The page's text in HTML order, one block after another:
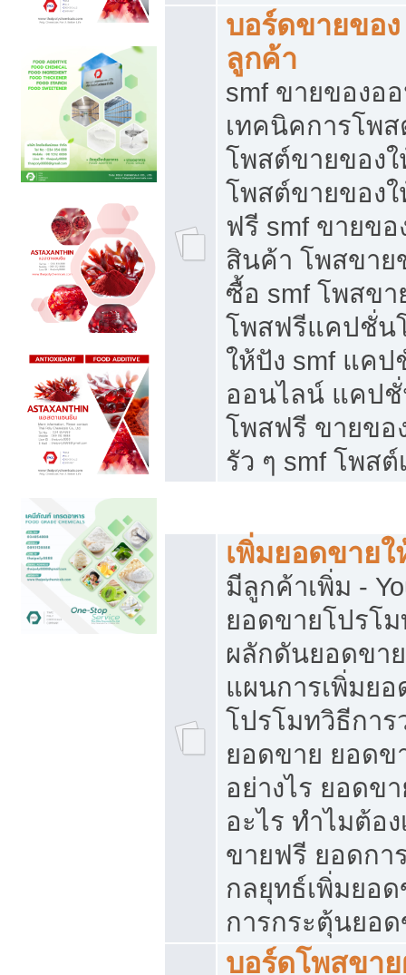
บอร์ดขายของ
ลูกค้า
smf ขายของอ
เทคนิคการโพ
โพสต์ขายของ
โพสต์ขายของ
ฟรี smf ขายข
สินค้า โพสขาย
ซื้อ smf โพสข
โพสฟรีแคปชั่น
ให้ปัง smf แค
ออนไลน์ แคป
โพสฟรี ขายขอ
รัว ๆ smf โพส
เพิ่มยอดขายใ
มีลูกค้าเพิ่ม -
ยอดขายโปรโ
ผลักดันยอดขา
แผนการเพิ่มย
โปรโมทวิธีการ
ยอดขาย ยอดข
อย่างไร ยอดข
อะไร ทำไมต้อ
ขายฟรี ยอดกา
กลยุทธ์เพิ่มยอ
การกระตุ้นยอ
บอร์ดโพสขา